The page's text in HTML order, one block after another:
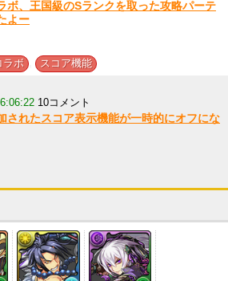
ボ、王国級のSランクを取った攻略パーテ
よー
ラボ スコア機能
10コメント
されたスコア表示機能が一時的にオフにな